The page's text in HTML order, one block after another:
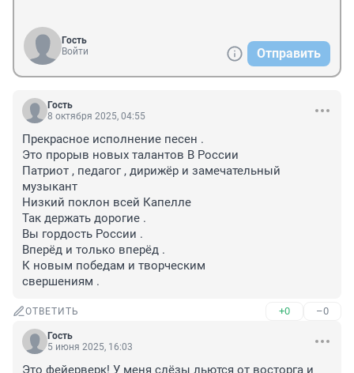
Гость
Войти
Отправить
Гость
8 октября 2025, 04:55
Прекрасное исполнение песен .
Это прорыв новых талантов В России
Патриот , педагог , дирижёр и замечательный
музыкант
Низкий поклон всей Капелле
Так держать дорогие .
Вы гордость России .
Вперёд и только вперёд .
К новым победам и творческим
свершениям .
ОТВЕТИТЬ +0 –0
Гость
5 июня 2025, 16:03
Это фейерверк! У меня слёзы льются от восторга и